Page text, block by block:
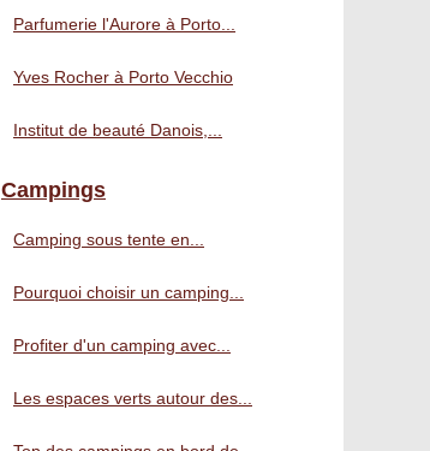
Parfumerie l'Aurore à Porto...
Yves Rocher à Porto Vecchio
Institut de beauté Danois,...
Campings
Camping sous tente en...
Pourquoi choisir un camping...
Profiter d'un camping avec...
Les espaces verts autour des...